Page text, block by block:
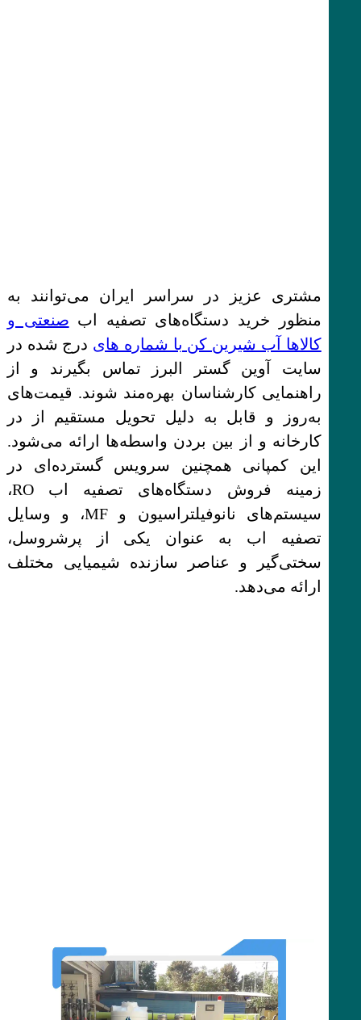
مشتری عزیز در سراسر ایران می‌توانند به
منظور خرید دستگاه‌های تصفیه اب صنعتی و
کالاها آب شیرین کن با شماره های درج شده در
سایت آوین گستر البرز تماس بگیرند و از
راهنمایی کارشناسان بهره‌مند شوند. قیمت‌های
به‌روز و قابل به دلیل تحویل مستقیم از در
کارخانه و از بین بردن واسطه‌ها ارائه می‌شود.
این کمپانی همچنین سرویس گسترده‌ای در
زمینه فروش دستگاه‌های تصفیه اب RO،
سیستم‌های نانوفیلتراسیون و MF، و وسایل
تصفیه اب به عنوان یکی از پرشروسل،
سختی‌گیر و عناصر سازنده شیمیایی مختلف
ارائه می‌دهد.